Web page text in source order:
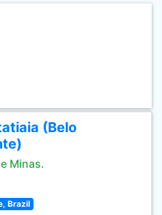
(Belo
Minas.
Brazil